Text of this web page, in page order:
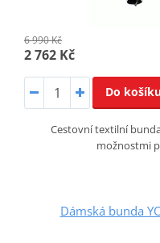
6 990 Kč
2 762 Kč
Do
Cestovní textilní
možnostmi
Dámská bunda